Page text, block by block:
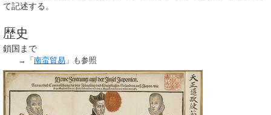
て記述する。
歴史
鎖国まで
→「南蛮貿易 」も参照